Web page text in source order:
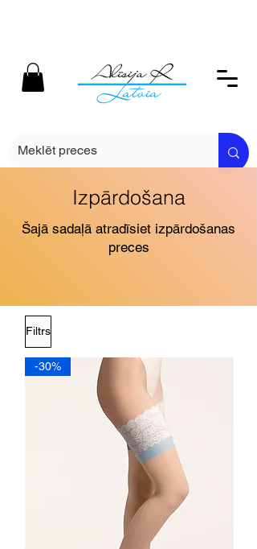
Izpārdošana
Šajā sadaļā atradīsiet izpārdošanas
preces
Filtrs
-30%